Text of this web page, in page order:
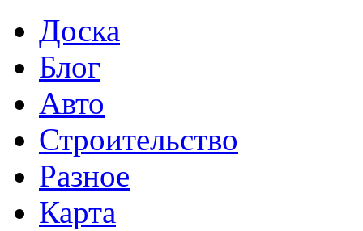
Доска
Блог
Авто
Строительство
Разное
Карта